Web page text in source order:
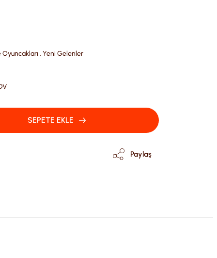
, Yeni Gelenler
SEPETE EKLE
Paylaş